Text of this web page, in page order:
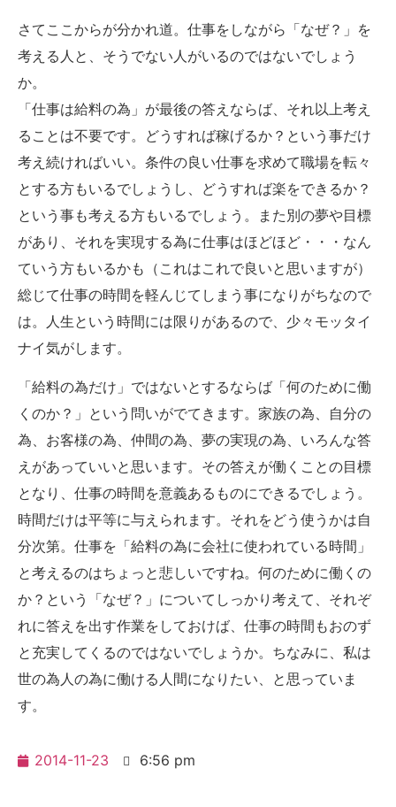
さてここからが分かれ道。仕事をしながら「なぜ？」を
考える人と、そうでない人がいるのではないでしょう
か。
「仕事は給料の為」が最後の答えならば、それ以上考え
ることは不要です。どうすれば稼げるか？という事だけ
考え続ければいい。条件の良い仕事を求めて職場を転々
とする方もいるでしょうし、どうすれば楽をできるか？
という事も考える方もいるでしょう。また別の夢や目標
があり、それを実現する為に仕事はほどほど・・・なん
ていう方もいるかも（これはこれで良いと思いますが）
総じて仕事の時間を軽んじてしまう事になりがちなので
は。人生という時間には限りがあるので、少々モッタイ
ナイ気がします。
「給料の為だけ」ではないとするならば「何のために働
くのか？」という問いがでてきます。家族の為、自分の
為、お客様の為、仲間の為、夢の実現の為、いろんな答
えがあっていいと思います。その答えが働くことの目標
となり、仕事の時間を意義あるものにできるでしょう。
時間だけは平等に与えられます。それをどう使うかは自
分次第。仕事を「給料の為に会社に使われている時間」
と考えるのはちょっと悲しいですね。何のために働くの
か？という「なぜ？」についてしっかり考えて、それぞ
れに答えを出す作業をしておけば、仕事の時間もおのず
と充実してくるのではないでしょうか。ちなみに、私は
世の為人の為に働ける人間になりたい、と思っていま
す。
2014-11-23 6:56 pm